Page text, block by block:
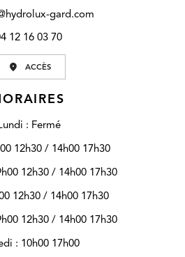
gard.com
12 16 03 70
ACCÈS
: Fermé
12h30 / 14h00 17h30
12h30 / 14h00 17h30
12h30 / 14h00 17h30
12h30 / 14h00 17h30
: 10h00 17h00